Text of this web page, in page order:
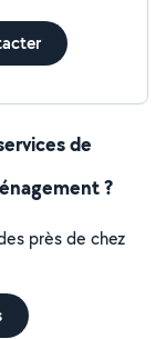
de
?
près de chez